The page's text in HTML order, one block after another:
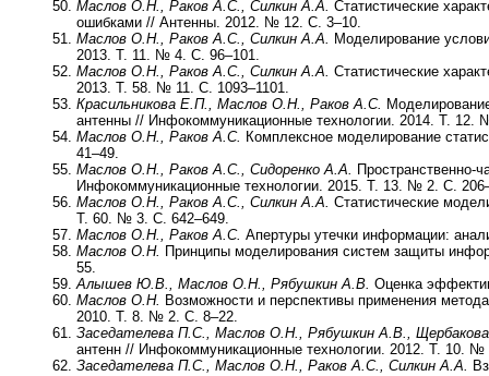
Маслов О.Н., Раков А.С., Силкин А.А. Статистические
ошибками // Антенны. 2012. № 12. С. 3–10.
Маслов О.Н., Раков А.С., Силкин А.А.
Моделирование
2013. Т. 11. № 4. С. 96–101.
Маслов О.Н., Раков А.С., Силкин А.А. Статистические
2013. Т. 58. № 11. С. 1093–1101.
Красильникова Е.П., Маслов О.Н., Раков А.С.
антенны // Инфокоммуникационные технологии. 2014. Т. 12.
Маслов О.Н., Раков А.С. Комплексное моделирование
41–49.
Маслов О.Н., Раков А.С., Сидоренко А.А.
Пространственно-
Инфокоммуникационные технологии. 2015. Т. 13. № 2. С.
Маслов О.Н., Раков А.С., Силкин А.А. Статистические
Т. 60. № 3. С. 642–649.
Маслов О.Н., Раков А.С. Апертуры утечки информации:
Маслов О.Н. Принципы моделирования систем защиты
55.
Алышев Ю.В., Маслов О.Н., Рябушкин А.В. Оценка
Маслов О.Н. Возможности и перспективы применения
2010. Т. 8. № 2. С. 8–22.
Заседателева П.С., Маслов О.Н., Рябушкин А.В.,
антенн // Инфокоммуникационные технологии. 2012. Т. 10.
Заседателева П.С., Маслов О.Н., Раков А.С., Силкин А.А.